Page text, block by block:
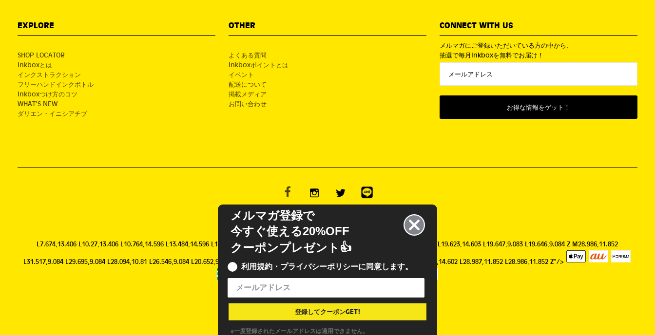
EXPLORE
SHOP LOCATOR
Inkboxとは
インクストラクション
フリーハンドインクボトル
Inkboxつけ方のコツ
WHAT'S NEW
ダリエン・イニシアチブ
OTHER
よくある質問
Inkboxポイントとは
イベント
配送について
掲載メディア
お問い合わせ
CONNECT WITH US
メルマガにご登録いただいている方の中から、
抽選で毎月Inkboxを無料でお届け！
L7.674,13.406 L10.27,13.406 L10.764,14.596 L13.484,14.596 L13.484,10.661 L15.235,14.602 L16.425,14.602 L18.165,10.673 L18.165,14.603 L19.623,14.603 L19.647,9.083 L19.646,9.084 Z M28.986,11.852
L31.517,9.084 L29.695,9.084 L28.094,10.81 L26.546,9.084 L20.652,9.084 L20.652,14.602 L26.462,14.602 L28.076,12.864 L29.624,14.602 L31.499,14.602 L28.987,11.852 L28.986,11.852 Z"/>
特定商取引法に基づく表記• 利用規約 •プライバシーポリシー
メルマガ登録で
今すぐ使える20%OFF
クーポンプレゼント👍
利用規約・プライバシーポリシーに同意します。
登録してクーポンGET!
※一度登録されたメールアドレスは適用できません。